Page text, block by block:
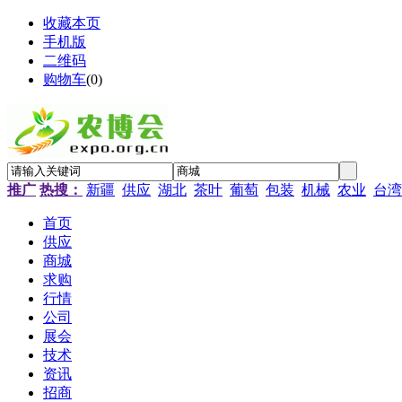
收藏本页
手机版
二维码
购物车(0)
推广 热搜： 新疆 供应 湖北 茶叶 葡萄 包装 机械 农业 台湾
首页
供应
商城
求购
行情
公司
展会
技术
资讯
招商